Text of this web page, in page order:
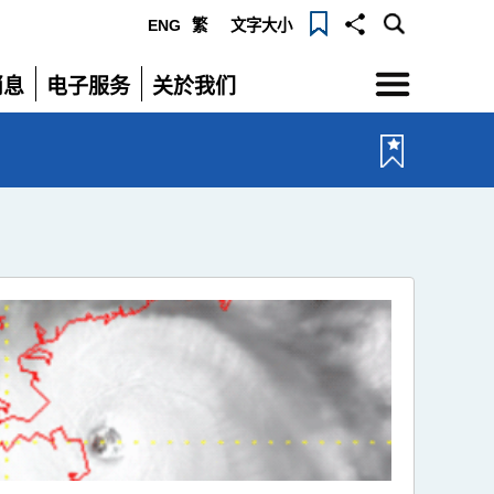
ENG 繁 文字大小
电子服务
展
关於我们
展
选
单